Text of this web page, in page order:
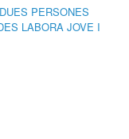
PERSONES
LABORA JOVE I